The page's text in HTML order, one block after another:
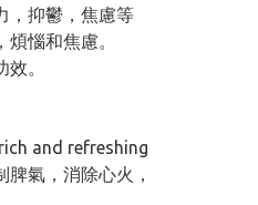
，抑鬱，焦慮等
惱和焦慮。
。
and refreshing
氣，消除心火，